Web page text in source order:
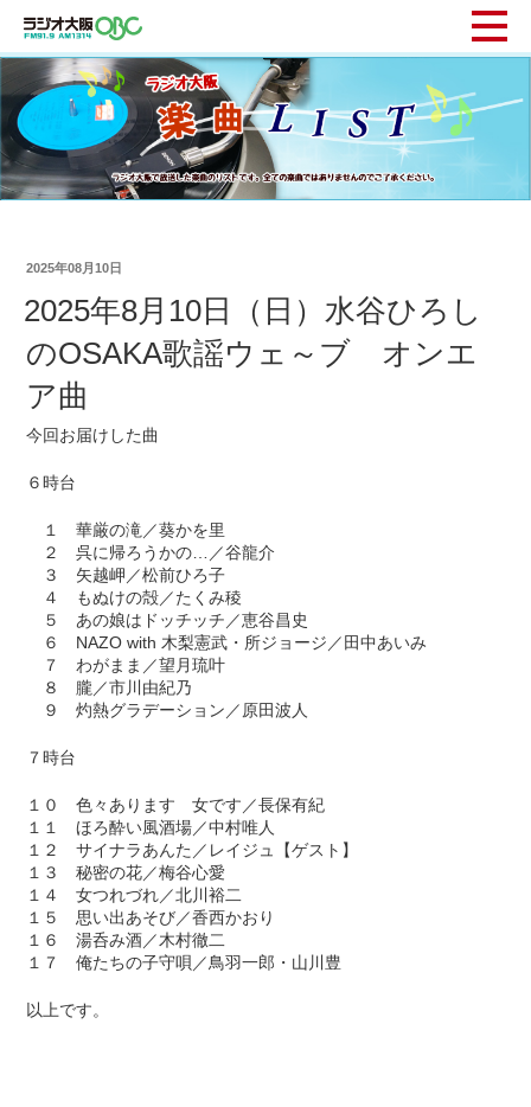
2025年08月10日
2025年8月10日（日）水谷ひろし
のOSAKA歌謡ウェ～ブ オンエ
ア曲
今回お届けした曲
６時台
１ 華厳の滝／葵かを里
２ 呉に帰ろうかの…／谷龍介
３ 矢越岬／松前ひろ子
４ もぬけの殻／たくみ稜
５ あの娘はドッチッチ／恵谷昌史
６ NAZO with 木梨憲武・所ジョージ／田中あいみ
７ わがまま／望月琉叶
８ 朧／市川由紀乃
９ 灼熱グラデーション／原田波人
７時台
１０ 色々あります 女です／長保有紀
１１ ほろ酔い風酒場／中村唯人
１２ サイナラあんた／レイジュ【ゲスト】
１３ 秘密の花／梅谷心愛
１４ 女つれづれ／北川裕二
１５ 思い出あそび／香西かおり
１６ 湯呑み酒／木村徹二
１７ 俺たちの子守唄／鳥羽一郎・山川豊
以上です。